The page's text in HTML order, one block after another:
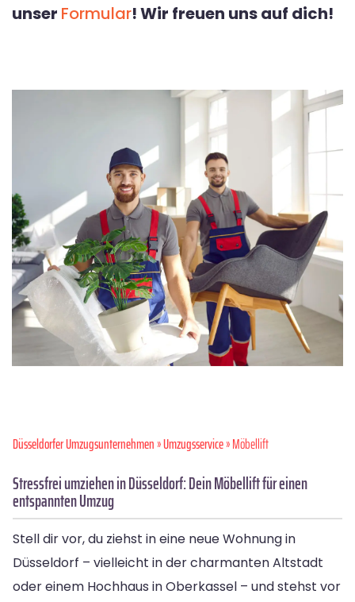
unser Formular! Wir freuen uns auf dich!
Düsseldorfer Umzugsunternehmen»Umzugsservice» Möbellift
Stressfrei umziehen in Düsseldorf: Dein Möbellift für einen
entspannten Umzug
Stell dir vor, du ziehst in eine neue Wohnung in
Düsseldorf – vielleicht in der charmanten Altstadt
oder einem Hochhaus in Oberkassel – und stehst vor